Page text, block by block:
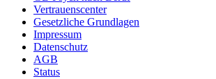
Vertrauenscenter
Gesetzliche Grundlagen
Impressum
Datenschutz
AGB
Status